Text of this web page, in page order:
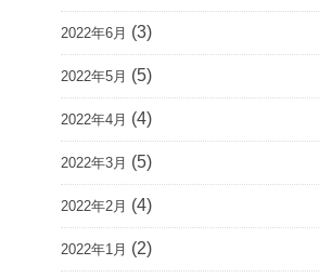
2022年6月 (3)
2022年5月 (5)
2022年4月 (4)
2022年3月 (5)
2022年2月 (4)
2022年1月 (2)